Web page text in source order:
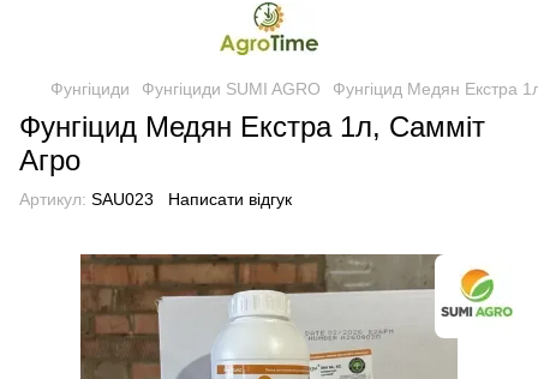
Фунгіциди Фунгіциди SUMI AGRO Фунгіцид Медян Екстра
Фунгіцид Медян Екстра 1л, Самміт
Агро
Артикул: SAU023 Написати відгук